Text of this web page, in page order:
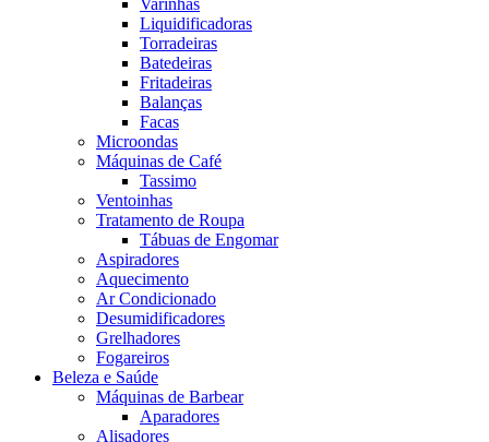
Varinhas
Liquidificadoras
Torradeiras
Batedeiras
Fritadeiras
Balanças
Facas
Microondas
Máquinas de Café
Tassimo
Ventoinhas
Tratamento de Roupa
Tábuas de Engomar
Aspiradores
Aquecimento
Ar Condicionado
Desumidificadores
Grelhadores
Fogareiros
Beleza e Saúde
Máquinas de Barbear
Aparadores
Alisadores